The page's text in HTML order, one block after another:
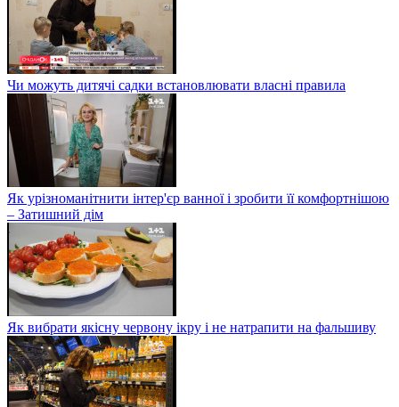
Чи можуть дитячі садки встановлювати власні правила
Як урізноманітнити інтер'єр ванної і зробити її комфортнішою
– Затишний дім
Як вибрати якісну червону ікру і не натрапити на фальшиву